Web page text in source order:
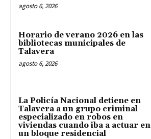
agosto 6, 2026
Horario de verano 2026 en las
bibliotecas municipales de
Talavera
agosto 6, 2026
La Policía Nacional detiene en
Talavera a un grupo criminal
especializado en robos en
viviendas cuando iba a actuar en
un bloque residencial